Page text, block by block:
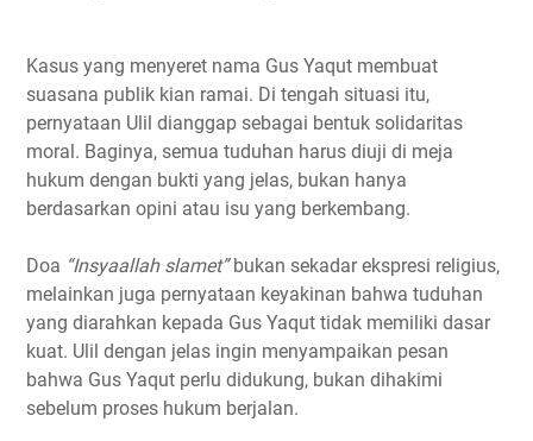
Kasus yang menyeret nama Gus Yaqut membuat
suasana publik kian ramai. Di tengah situasi itu,
pernyataan Ulil dianggap sebagai bentuk solidaritas
moral. Baginya, semua tuduhan harus diuji di meja
hukum dengan bukti yang jelas, bukan hanya
berdasarkan opini atau isu yang berkembang.
Doa “Insyaallah slamet”bukan sekadar ekspresi religius,
melainkan juga pernyataan keyakinan bahwa tuduhan
yang diarahkan kepada Gus Yaqut tidak memiliki dasar
kuat. Ulil dengan jelas ingin menyampaikan pesan
bahwa Gus Yaqut perlu didukung, bukan dihakimi
sebelum proses hukum berjalan.